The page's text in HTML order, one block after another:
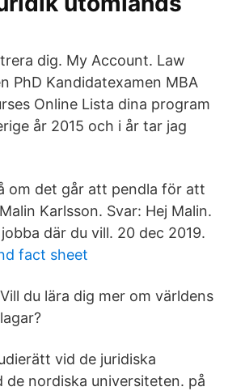
dig. My Account. Law
PhD Kandidatexamen MBA
Online Lista dina program
år 2015 och i år tar jag
om det går att pendla för att
Karlsson. Svar: Hej Malin.
där du vill. 20 dec 2019.
fact sheet
Vill du lära dig mer om världens
lagar?
vid de juridiska
de nordiska universiteten. på